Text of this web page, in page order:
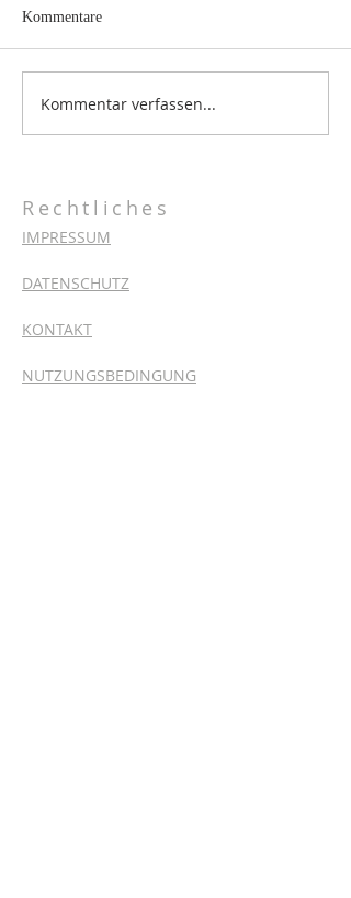
Mandy zu Besuch - Spende
Kommentare
Kommentar verfassen...
Rechtliches
IMPRESSUM
DATENSCHUTZ
KONTAKT
NUTZUNGSBEDINGUNG